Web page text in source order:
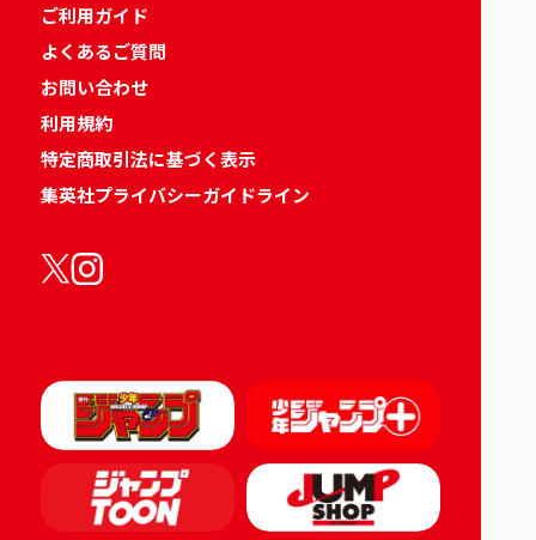
ご利用ガイド
よくあるご質問
お問い合わせ
利用規約
特定商取引法に基づく表示
集英社プライバシーガイドライン